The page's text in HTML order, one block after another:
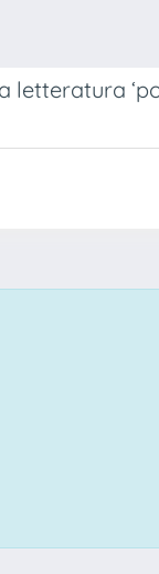
letteratura